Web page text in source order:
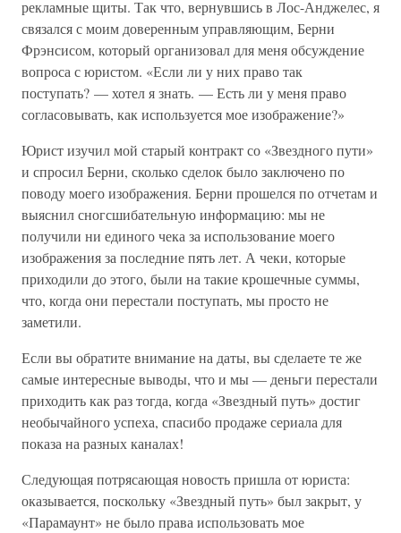
рекламные щиты. Так что, вернувшись в Лос-Анджелес, я
связался с моим доверенным управляющим, Берни
Фрэнсисом, который организовал для меня обсуждение
вопроса с юристом. «Если ли у них право так
поступать? — хотел я знать. — Есть ли у меня право
согласовывать, как используется мое изображение?»
Юрист изучил мой старый контракт со «Звездного пути»
и спросил Берни, сколько сделок было заключено по
поводу моего изображения. Берни прошелся по отчетам и
выяснил сногсшибательную информацию: мы не
получили ни единого чека за использование моего
изображения за последние пять лет. А чеки, которые
приходили до этого, были на такие крошечные суммы,
что, когда они перестали поступать, мы просто не
заметили.
Если вы обратите внимание на даты, вы сделаете те же
самые интересные выводы, что и мы — деньги перестали
приходить как раз тогда, когда «Звездный путь» достиг
необычайного успеха, спасибо продаже сериала для
показа на разных каналах!
Следующая потрясающая новость пришла от юриста:
оказывается, поскольку «Звездный путь» был закрыт, у
«Парамаунт» не было права использовать мое